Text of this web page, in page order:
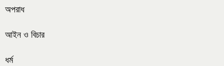
অপরাধ
আইন ও বিচার
ধর্ম